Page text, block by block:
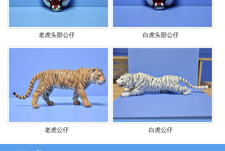
老虎头部公仔 白虎头部公仔
老虎公仔 白虎公仔